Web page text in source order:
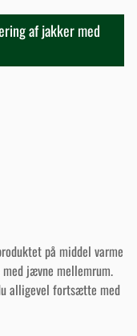
af jakker med
på middel varme
jævne mellemrum.
alligevel fortsætte med